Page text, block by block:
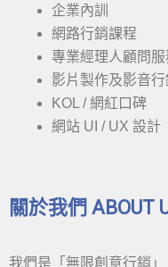
企業內訓
網路行銷課程
專業經理人顧問服
影片製作及影音行
KOL / 網紅口碑
網站 UI / UX 設計
關於我們 ABOUT
我們是「無限創意行銷